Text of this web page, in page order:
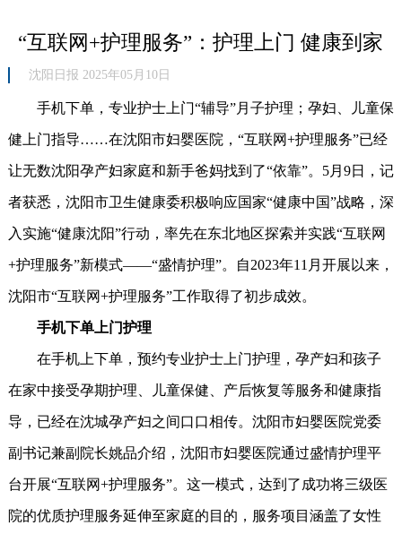
“互联网+护理服务”：护理上门 健康到家
沈阳日报 2025年05月10日
手机下单，专业护士上门“辅导”月子护理；孕妇、儿童保
健上门指导……在沈阳市妇婴医院，“互联网+护理服务”已经
让无数沈阳孕产妇家庭和新手爸妈找到了“依靠”。5月9日，记
者获悉，沈阳市卫生健康委积极响应国家“健康中国”战略，深
入实施“健康沈阳”行动，率先在东北地区探索并实践“互联网
+护理服务”新模式——“盛情护理”。自2023年11月开展以来，
沈阳市“互联网+护理服务”工作取得了初步成效。
手机下单上门护理
在手机上下单，预约专业护士上门护理，孕产妇和孩子
在家中接受孕期护理、儿童保健、产后恢复等服务和健康指
导，已经在沈城孕产妇之间口口相传。沈阳市妇婴医院党委
副书记兼副院长姚品介绍，沈阳市妇婴医院通过盛情护理平
台开展“互联网+护理服务”。这一模式，达到了成功将三级医
院的优质护理服务延伸至家庭的目的，服务项目涵盖了女性